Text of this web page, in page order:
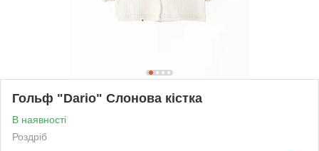
Гольф "Dario" Слонова кістка
В наявності
Роздріб